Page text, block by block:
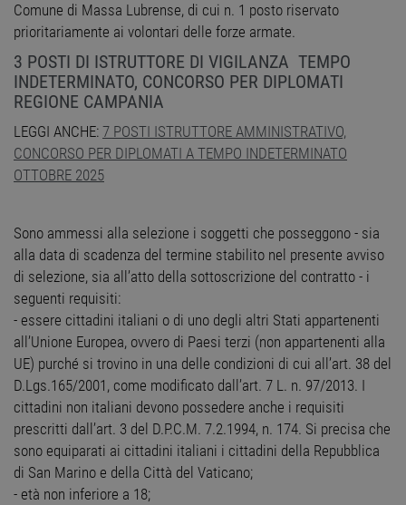
Comune di Massa Lubrense, di cui n. 1 posto riservato
prioritariamente ai volontari delle forze armate.
3 POSTI DI ISTRUTTORE DI VIGILANZA TEMPO
INDETERMINATO, CONCORSO PER DIPLOMATI
REGIONE CAMPANIA
LEGGI ANCHE: 7 POSTI ISTRUTTORE AMMINISTRATIVO,
CONCORSO PER DIPLOMATI A TEMPO INDETERMINATO
OTTOBRE 2025
Sono ammessi alla selezione i soggetti che posseggono - sia
alla data di scadenza del termine stabilito nel presente avviso
di selezione, sia all’atto della sottoscrizione del contratto - i
seguenti requisiti:
- essere cittadini italiani o di uno degli altri Stati appartenenti
all’Unione Europea, ovvero di Paesi terzi (non appartenenti alla
UE) purché si trovino in una delle condizioni di cui all’art. 38 del
D.Lgs.165/2001, come modificato dall’art. 7 L. n. 97/2013. I
cittadini non italiani devono possedere anche i requisiti
prescritti dall’art. 3 del D.P.C.M. 7.2.1994, n. 174. Si precisa che
sono equiparati ai cittadini italiani i cittadini della Repubblica
di San Marino e della Città del Vaticano;
- età non inferiore a 18;